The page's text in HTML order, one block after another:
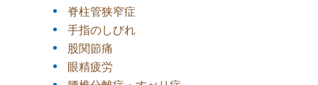
脊柱管狭窄症
手指のしびれ
股関節痛
眼精疲労